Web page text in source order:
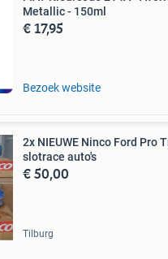
Metallic - 150ml
€ 17,95
Bezoek website
2x NIEUWE Ninco Ford Pro
slotrace auto's
€ 50,00
Tilburg